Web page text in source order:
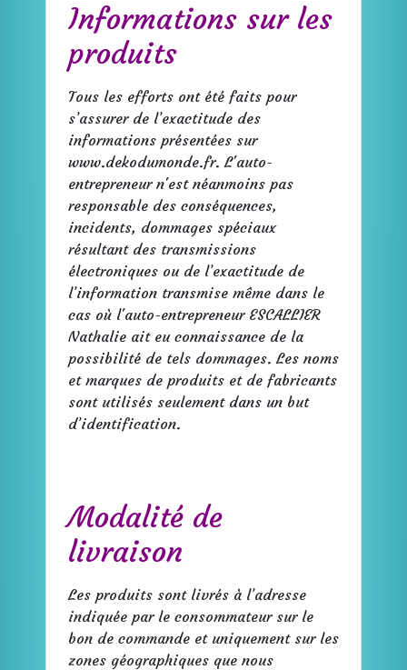
Informations sur les
produits
Tous les efforts ont été faits pour
s’assurer de l’exactitude des
informations présentées sur
www.dekodumonde.fr. L'auto-
entrepreneur n'est néanmoins pas
responsable des conséquences,
incidents, dommages spéciaux
résultant des transmissions
électroniques ou de l’exactitude de
l’information transmise même dans le
cas où l'auto-entrepreneur ESCALLIER
Nathalie ait eu connaissance de la
possibilité de tels dommages. Les noms
et marques de produits et de fabricants
sont utilisés seulement dans un but
d’identification.
Modalité de
livraison
Les produits sont livrés à l’adresse
indiquée par le consommateur sur le
bon de commande et uniquement sur les
zones géographiques que nous